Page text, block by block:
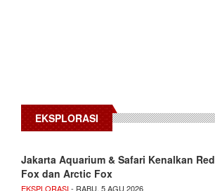
EKSPLORASI
Jakarta Aquarium & Safari Kenalkan Red
Fox dan Arctic Fox
EKSPLORASI- RABU, 5 AGU 2026